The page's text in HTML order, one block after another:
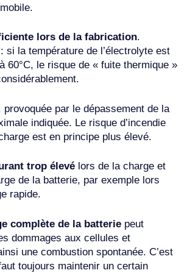
lors de la fabrication.
si la température de l’électrolyte est
60°C, le risque de « fuite thermique »
provoquée par le dépassement de la
indiquée. Le risque d’incendie
est en principe plus élevé.
trop élevé lors de la charge et
de la batterie, par exemple lors
rapide.
complète de la batterie peut
dommages aux cellules et
une combustion spontanée. C’est
toujours maintenir un certain